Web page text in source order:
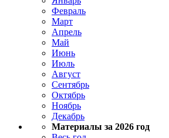
Февраль
Март
Апрель
Май
Июнь
Июль
Август
Сентябрь
Октябрь
Ноябрь
Декабрь
Материалы за 2026 год